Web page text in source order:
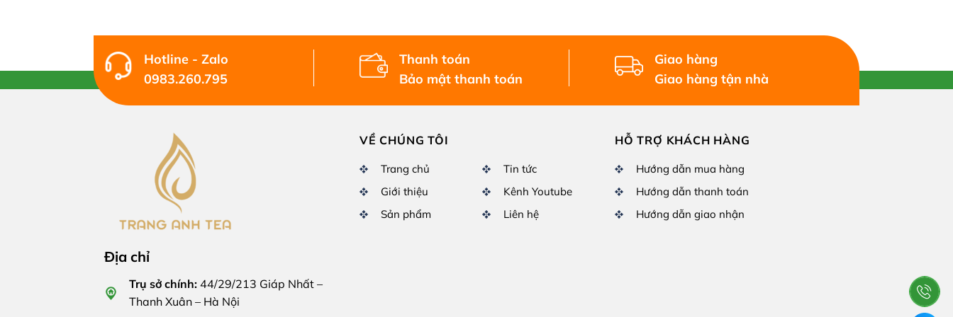
Hotline - Zalo
0983.260.795
Thanh toán
Bảo mật thanh toán
Giao hàng
Giao hàng tận nhà
Địa chỉ
Trụ sở chính: 44/29/213 Giáp Nhất –
Thanh Xuân – Hà Nội
VỀ CHÚNG TÔI
Trang chủ
Giới thiệu
Sản phẩm
Tin tức
Kênh Youtube
Liên hệ
HỖ TRỢ KHÁCH HÀNG
Hướng dẫn mua hàng
Hướng dẫn thanh toán
Hướng dẫn giao nhận